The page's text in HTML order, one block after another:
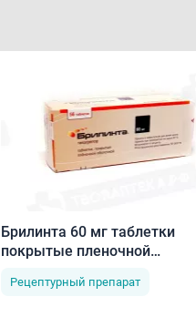
Брилинта 60 мг таблетки
покрытые пленочной
Рецептурный препарат